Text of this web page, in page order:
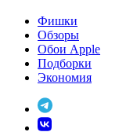
Фишки
Обзоры
Обои Apple
Подборки
Экономия